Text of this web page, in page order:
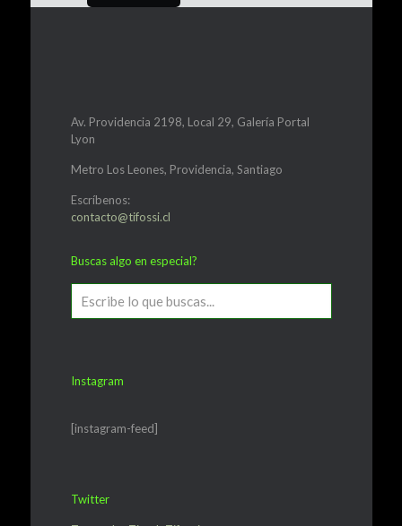
Av. Providencia 2198, Local 29, Galería Portal
Lyon
Metro Los Leones, Providencia, Santiago
Escríbenos:
contacto@tifossi.cl
Buscas algo en especial?
Instagram
[instagram-feed]
Twitter